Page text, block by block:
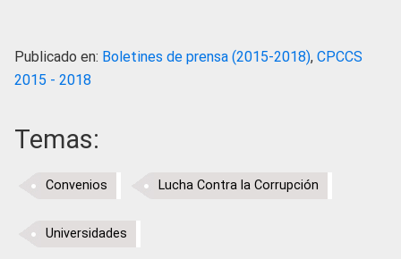
Publicado en: Boletines de prensa (2015-2018), CPCCS
2015 - 2018
Temas:
Convenios Lucha Contra la Corrupción
Universidades